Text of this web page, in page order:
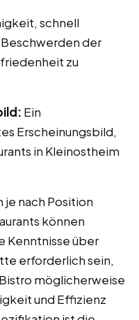
schnell
der
zu
Ein
Erscheinungsbild,
in Kleinostheim
nach Position
können
Kenntnisse über
erforderlich sein,
möglicherweise
und Effizienz